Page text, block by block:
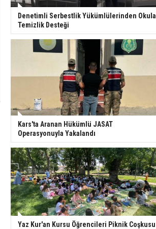
Denetimli Serbestlik Yükümlülerinden Okula
Temizlik Desteği
Kars'ta Aranan Hükümlü JASAT
Operasyonuyla Yakalandı
Yaz Kur'an Kursu Öğrencileri Piknik Coşkusu